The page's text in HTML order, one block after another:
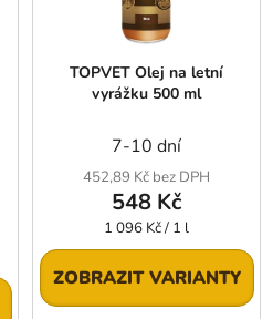
TOPVET Olej na letní
vyrážku 500 ml
7-10 dní
452,89 Kč bez DPH
548 Kč
Měrná
cena:
1 096 Kč / 1 l
ZOBRAZIT VARIANTY